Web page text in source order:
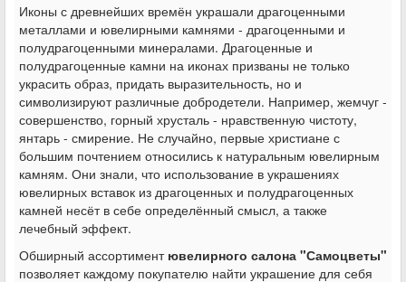
Иконы с древнейших времён украшали драгоценными
металлами и ювелирными камнями - драгоценными и
полудрагоценными минералами. Драгоценные и
полудрагоценные камни на иконах призваны не только
украсить образ, придать выразительность, но и
символизируют различные добродетели. Например, жемчуг -
совершенство, горный хрусталь - нравственную чистоту,
янтарь - смирение. Не случайно, первые христиане с
большим почтением относились к натуральным ювелирным
камням. Они знали, что использование в украшениях
ювелирных вставок из драгоценных и полудрагоценных
камней несёт в себе определённый смысл, а также
лечебный эффект.
Обширный ассортимент ювелирного салона "Самоцветы"
позволяет каждому покупателю найти украшение для себя